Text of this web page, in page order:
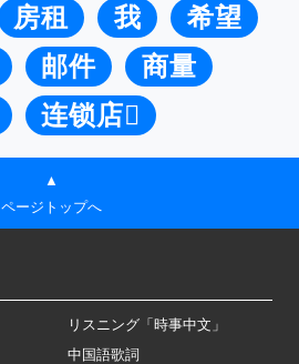
房租 我
希望
邮件
商量
连锁店
▲
ページトップへ
リスニング「時事中文」
中国語歌詞